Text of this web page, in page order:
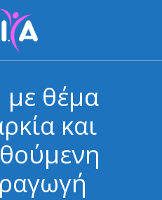
με θέμα
και